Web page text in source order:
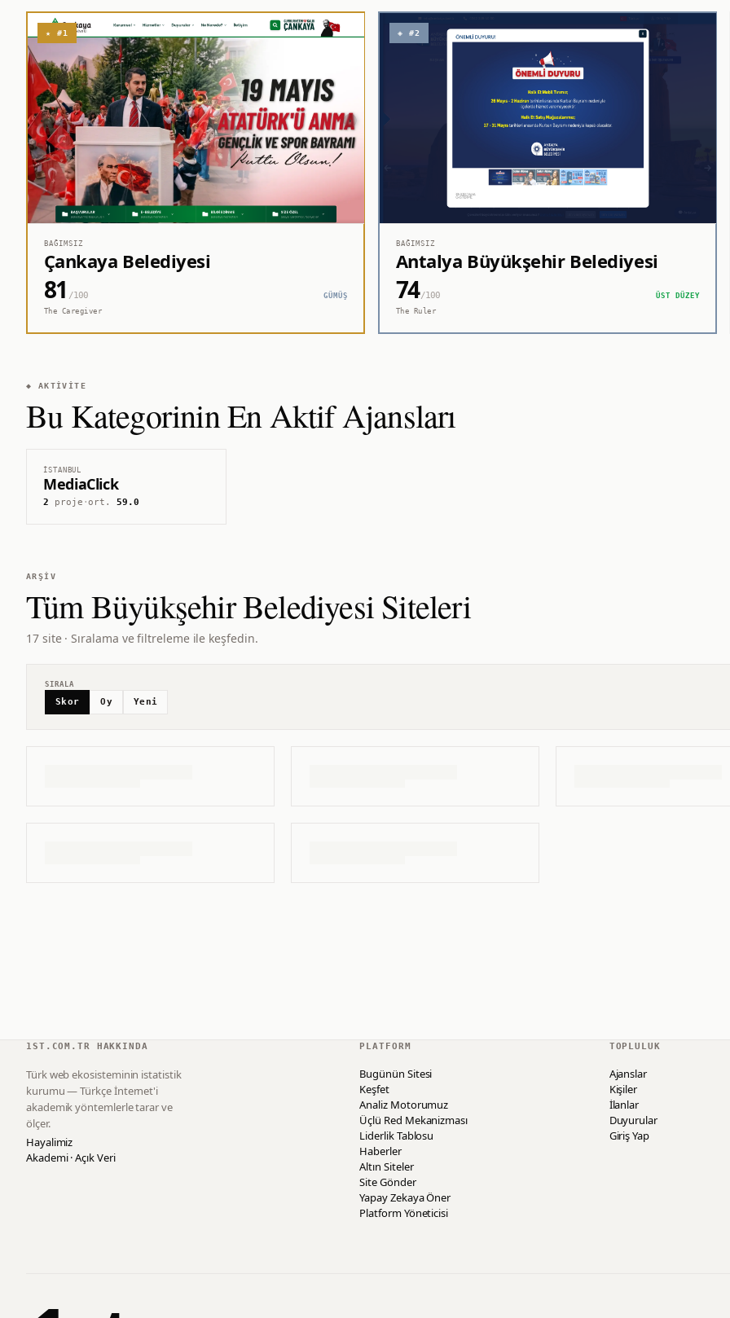
★ #1
BAĞIMSIZ
Çankaya Belediyesi
81 /100
GÜMÜŞ
The Caregiver
◈ #2
BAĞIMSIZ
Antalya Büyükşehir Belediyesi
74/100
ÜST DÜZEY
The Ruler
◆ AKTIVITE
Bu Kategorinin En Aktif Ajansları
İSTANBUL
MediaClick
2 proje ·ort.59.0
ARŞIV
TümBüyükşehir BelediyesiSiteleri
17 site · Sıralama ve filtreleme ile keşfedin.
SIRALA
Skor Oy Yeni
1ST.COM.TR HAKKINDA
Türk web ekosisteminin istatistik
kurumu — Türkçe İnternet'i
akademik yöntemlerle tarar ve
ölçer.
Hayalimiz
Akademi · Açık Veri
PLATFORM
Bugünün Sitesi
Keşfet
Analiz Motorumuz
Üçlü Red Mekanizması
Liderlik Tablosu
Haberler
Altın Siteler
Site Gönder
Yapay Zekaya Öner
Platform Yöneticisi
TOPLULUK
Ajanslar
Kişiler
İlanlar
Duyurular
Giriş Yap